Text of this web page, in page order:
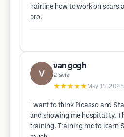
hairline how to work on scars
bro.
van gogh
2 avis
★★★★★ May 14, 2025
I want to think Picasso and
and showing me hospitality.
training. Training me to learn